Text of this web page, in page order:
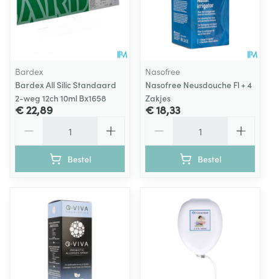
Bardex
Bardex All Silic Standaard
2-weg 12ch 10ml Bx1658
€ 22,89
Bestel
Nasofree
Nasofree Neusdouche Fl + 4
Zakjes
€ 18,33
Bestel